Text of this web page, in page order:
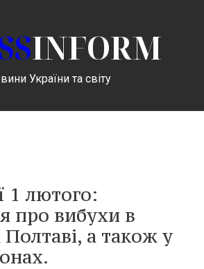
INFORM
України та світу
1 лютого:
про вибухи в
Полтаві, а також у